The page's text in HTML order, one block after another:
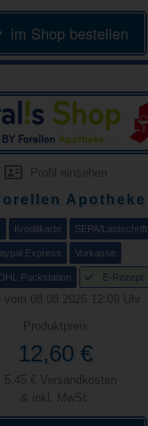
im Shop bestellen
Profil einsehen
Apotheke
Kreditkarte SEPA/Lastschrift
Express Vorkasse
DHL Packstation E-Rezept
vom 08.08.2026 12:09 Uhr
Produktpreis
12,60 €
5,45 € Versandkosten
& inkl. MwSt.